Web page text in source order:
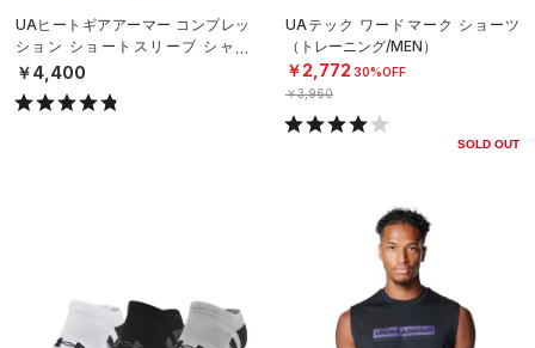
UAヒートギアアーマー コンプレッ
ション ショートスリーブ シャツ
（トレーニング/MEN）
￥4,400
UAテック ワードマーク ショーツ
（トレーニング/MEN）
￥2,772 30%OFF
￥3,960
SOLD OUT